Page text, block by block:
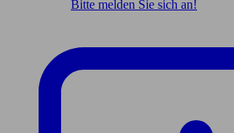
Bitte melden Sie sich an!